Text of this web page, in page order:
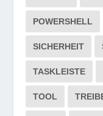
POWERSHELL
SICHERHEIT
TASKLEISTE
TOOL